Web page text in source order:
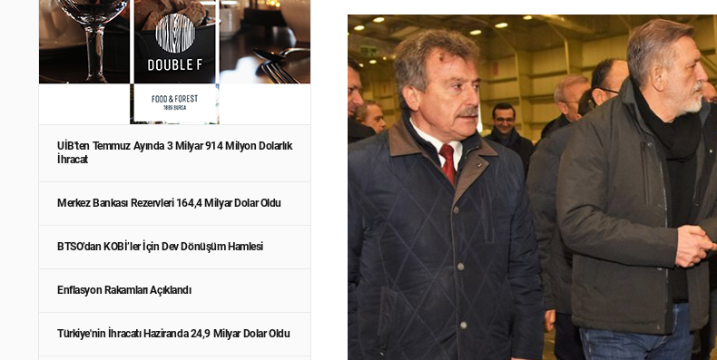
UİB'ten Temmuz Ayında 3 Milyar 914 Milyon Dolarlık
İhracat
Merkez Bankası Rezervleri 164,4 Milyar Dolar Oldu
BTSO’dan KOBİ’ler İçin Dev Dönüşüm Hamlesi
Enflasyon Rakamları Açıklandı
Türkiye'nin İhracatı Haziranda 24,9 Milyar Dolar Oldu